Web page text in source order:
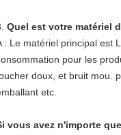
Quel est votre matériel
: Le matériel principal est
pour les
doux, et bruit mou.
etc.
vous avez n'importe